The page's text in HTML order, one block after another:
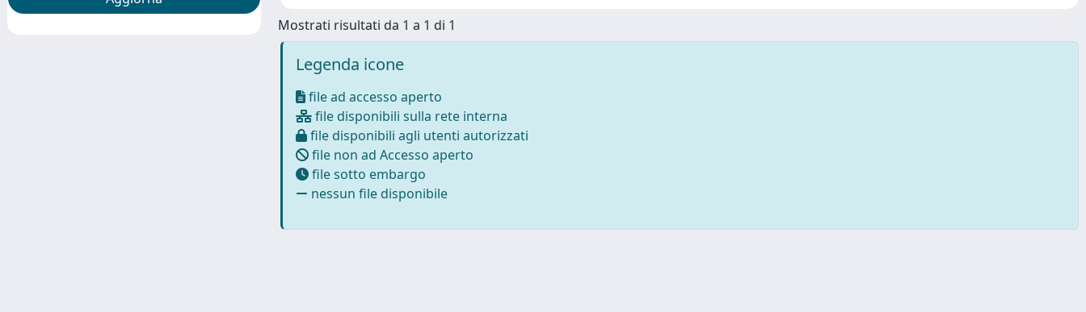
Mostrati risultati da 1 a 1 di 1
Legenda icone
file ad accesso aperto
file disponibili sulla rete interna
file disponibili agli utenti autorizzati
file non ad Accesso aperto
file sotto embargo
nessun file disponibile